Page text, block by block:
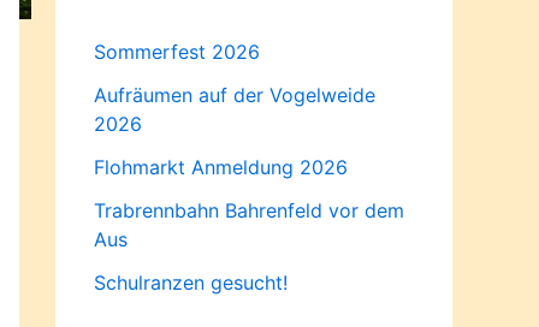
Sommerfest 2026
Aufräumen auf der Vogelweide
2026
Flohmarkt Anmeldung 2026
Trabrennbahn Bahrenfeld vor dem
Aus
Schulranzen gesucht!